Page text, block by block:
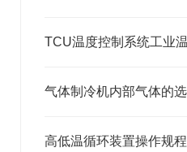
高低温循环装置操作规程